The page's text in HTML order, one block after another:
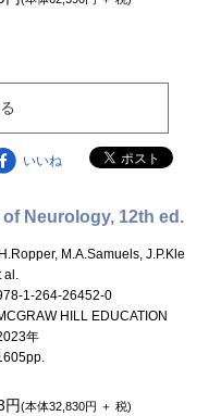
いいね
Neurology, 12th ed.
M.A.Samuels, J.P.Kle
al.
1-264-26452-0
HILL EDUCATION
年
円(本体32,830円 ＋ 税)